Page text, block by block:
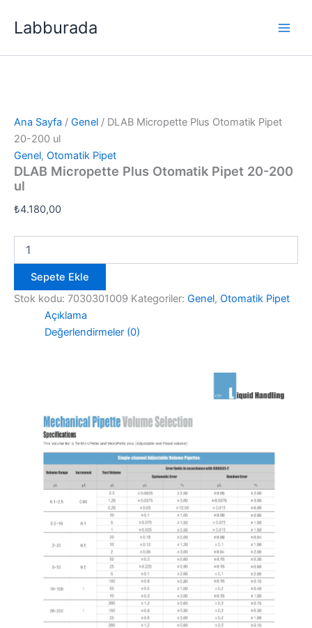
atlaLabburada
Ana Sayfa / Genel / DLAB Micropette Plus Otomatik Pipet
20-200 ul
Genel, Otomatik Pipet
DLAB Micropette Plus Otomatik Pipet 20-200
ul
₺4.180,00
Micropette
Otomatik
Pipet
Sepete Ekle
Stok kodu: 7030301009 Kategoriler: Genel, Otomatik Pipet
Açıklama
Değerlendirmeler (0)